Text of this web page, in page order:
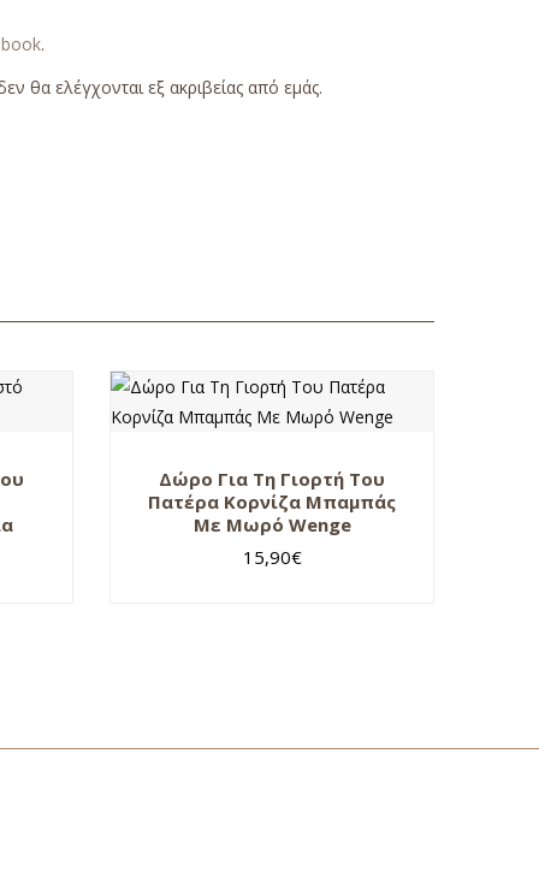
.
θα ελέγχονται εξ ακριβείας από εμάς.
Δώρο Για Τη Γιορτή Του
Πατέρα Κορνίζα Μπαμπάς
Με Μωρό Wenge
15,90€